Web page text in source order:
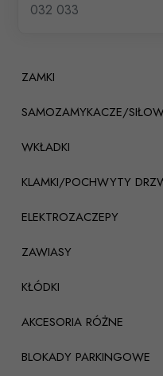
032 033
ZAMKI
SAMOZAMYKACZE/
WKŁADKI
KLAMKI/POCHWYTY
ELEKTROZACZEPY
ZAWIASY
KŁÓDKI
AKCESORIA RÓŻNE
BLOKADY PARKINGOWE